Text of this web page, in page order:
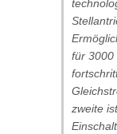
für 3000
zweite